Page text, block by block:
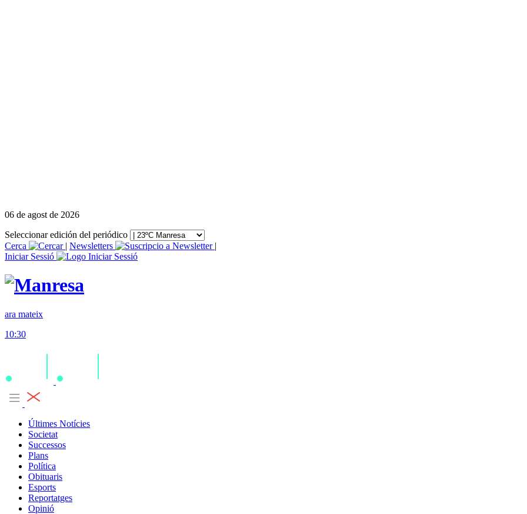
06 de agost de 2026
Seleccionar edición del periódico
Cerca
| Newsletters
|
Iniciar Sessió
ara mateix
10:30
Últimes Notícies
Societat
Successos
Plans
Política
Obituaris
Esports
Reportatges
Opinió